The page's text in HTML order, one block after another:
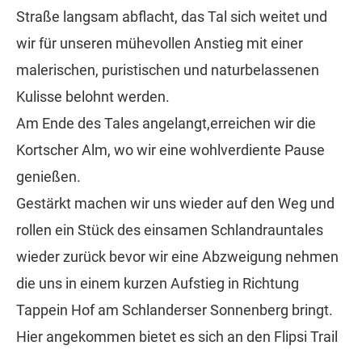
Straße langsam abflacht, das Tal sich weitet und
wir für unseren mühevollen Anstieg mit einer
malerischen, puristischen und naturbelassenen
Kulisse belohnt werden.
Am Ende des Tales angelangt,erreichen wir die
Kortscher Alm, wo wir eine wohlverdiente Pause
genießen.
Gestärkt machen wir uns wieder auf den Weg und
rollen ein Stück des einsamen Schlandrauntales
wieder zurück bevor wir eine Abzweigung nehmen
die uns in einem kurzen Aufstieg in Richtung
Tappein Hof am Schlanderser Sonnenberg bringt.
Hier angekommen bietet es sich an den Flipsi Trail